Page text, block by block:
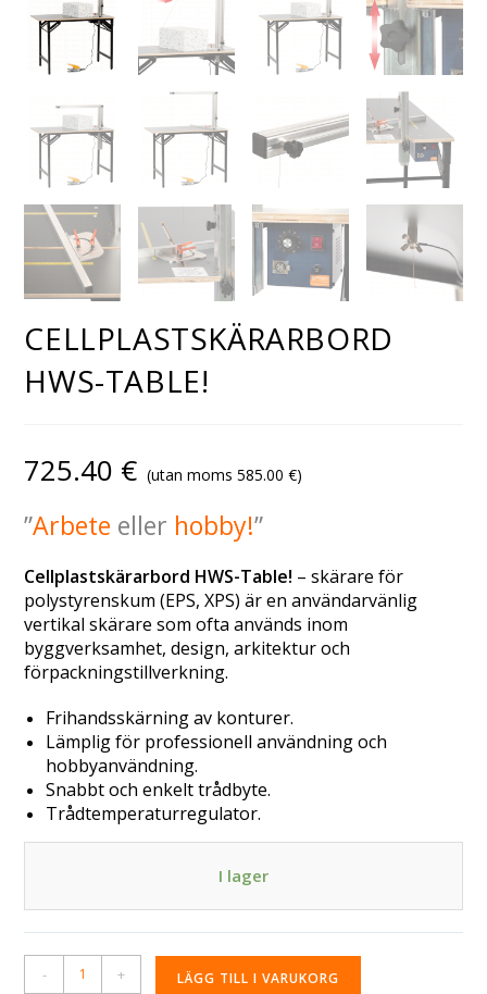
CELLPLASTSKÄRARBORD
HWS-TABLE!
725.40 € (utan moms585.00€)
”Arbete eller hobby!”
Cellplastskärarbord HWS-Table! –skärare för
polystyrenskum(EPS, XPS)är en användarvänlig
vertikal skärare som ofta används inom
byggverksamhet, design, arkitektur och
förpackningstillverkning.
Frihandsskärning av konturer.
Lämplig för professionell användning och
hobbyanvändning.
Snabbt och enkelt trådbyte.
Trådtemperaturregulator.
I lager
- + LÄGG TILL I VARUKORG